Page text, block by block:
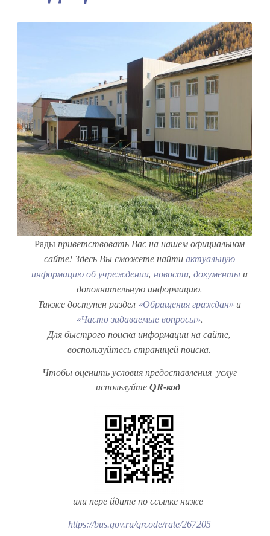
Радыприветствовать Вас на нашем официальном
сайте!Здесь Вы сможете найтиактуальную
информацию об учреждении, новости, документыи
дополнительную информацию.
Также доступен раздел «Обращения граждан»и
«Часто задаваемые вопросы».
Для быстрого поиска информации на сайте,
воспользуйтесь страницей поиска.
Чтобы оценить условия предоставления услуг
используйте QR-код
или пере йдите по ссылке ниже
https://bus.gov.ru/qrcode/rate/267205